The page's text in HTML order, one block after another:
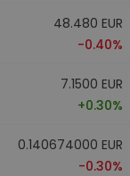
48.480 EUR
-0.40%
7.1500 EUR
+0.30%
0.140674000 EUR
-0.30%